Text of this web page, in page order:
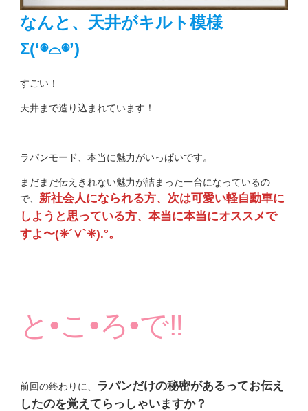
なんと、天井がキルト模様
Σ(‘◉⌓◉’)
すごい！
天井まで造り込まれています！
ラパンモード、本当に魅力がいっぱいです。
まだまだ伝えきれない魅力が詰まった一台になっているの
で、 新社会人になられる方、次は可愛い軽自動車に
しようと思っている方、本当に本当にオススメで
すよ〜(✳︎´∨︎`✳︎).°。
と•こ•ろ•で‼︎
前回の終わりに、 ラパンだけの秘密があるってお伝え
したのを覚えてらっしゃいますか？